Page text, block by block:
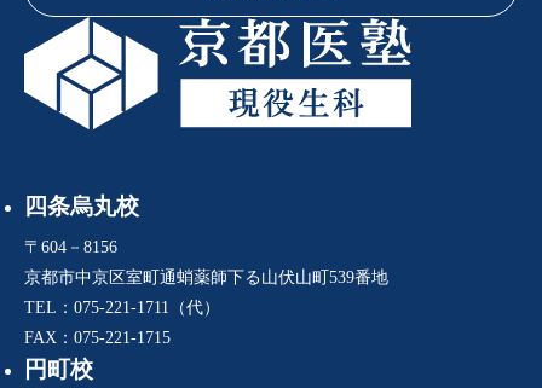
四条烏丸校
〒604－8156
京都市中京区室町通蛸薬師下る山伏山町539番地
TEL：075-221-1711（代）
FAX：075-221-1715
円町校